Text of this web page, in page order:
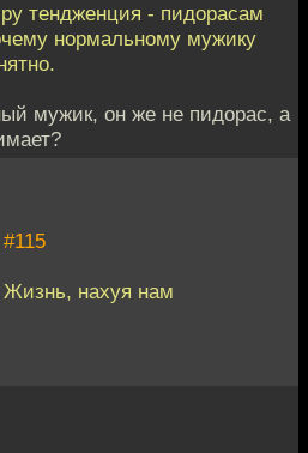
тендженция - пидорасам
нормальному мужику
мужик, он же не пидорас, а
#115
Жизнь, нахуя нам